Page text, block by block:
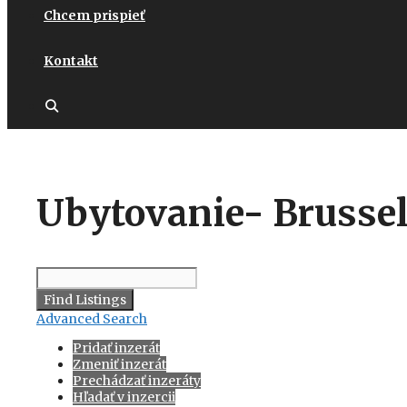
Chcem prispieť
Kontakt
Ubytovanie-
Advanced Search
Pridať inzerát
Zmeniť inzerát
Prechádzať inzeráty
Hľadať v inzercii